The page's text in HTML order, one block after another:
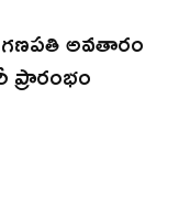
అవతారం